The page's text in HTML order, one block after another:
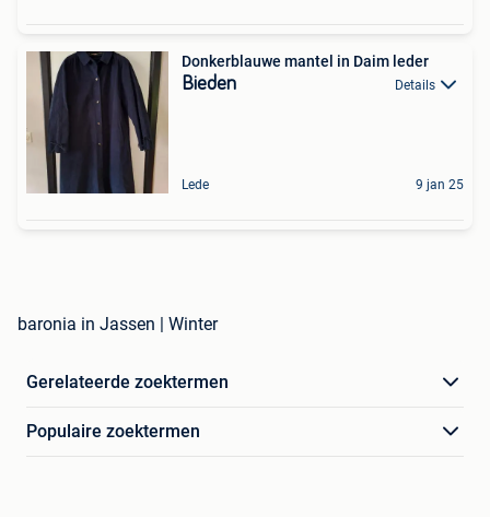
Donkerblauwe mantel in Daim leder
Bieden Details
Lede 9 jan 25
baronia in Jassen | Winter
Gerelateerde zoektermen
Populaire zoektermen